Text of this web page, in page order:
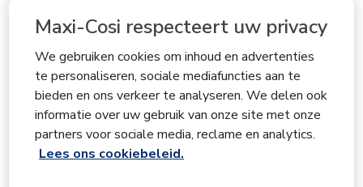
Maxi-Cosi respecteert uw privacy
We gebruiken cookies om inhoud en advertenties
te personaliseren, sociale mediafuncties aan te
bieden en ons verkeer te analyseren. We delen ook
informatie over uw gebruik van onze site met onze
partners voor sociale media, reclame en analytics.
Lees ons cookiebeleid.
Specificaties
Wat zit er in de doos
Beoordelingen